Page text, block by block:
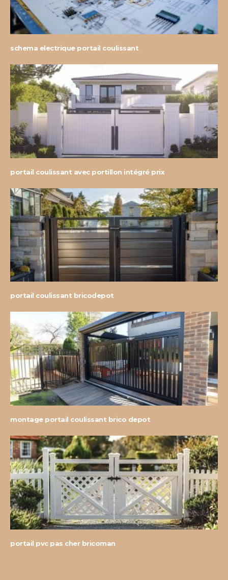
schema electrique portail coulissant
portail coulissant avec portillon intégré prix
portail coulissant bricodepot
montage portail coulissant brico depot
portail pvc pas cher bricoman